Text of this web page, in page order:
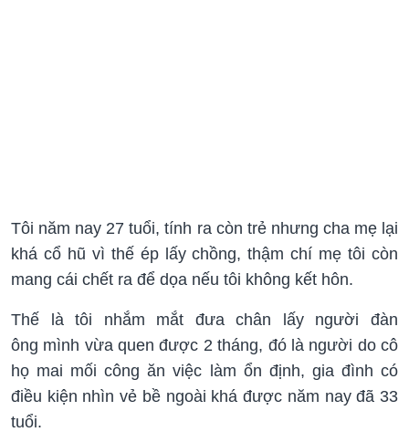
Tôi năm nay 27 tuổi, tính ra còn trẻ nhưng cha mẹ lại
khá cổ hũ vì thế ép lấy chồng, thậm chí mẹ tôi còn
mang cái chết ra để dọa nếu tôi không kết hôn.
Thế là tôi nhắm mắt đưa chân lấy người đàn
ông mình vừa quen được 2 tháng, đó là người do cô
họ mai mối công ăn việc làm ổn định, gia đình có
điều kiện nhìn vẻ bề ngoài khá được năm nay đã 33
tuổi.